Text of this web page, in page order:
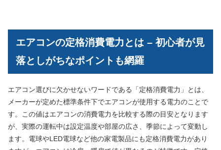
エアコンの定格消費電力とは – 初心者が見
落としがちなポイントも網羅
エアコン選びに欠かせないワードである「定格消費電力」とは、
メーカーが定めた標準条件下でエアコンが使用する電力のことで
す。この値はエアコンの消費電力を比較する際の目安となります
が、実際の運転中は設定温度や部屋の広さ、季節によって変動し
ます。電球やLED電球など他の家電製品にも定格消費電力があり